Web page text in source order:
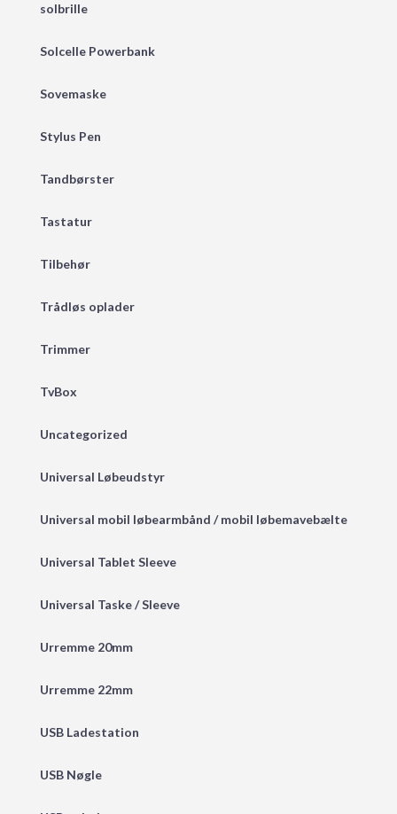
solbrille
Solcelle Powerbank
Sovemaske
Stylus Pen
Tandbørster
Tastatur
Tilbehør
Trådløs oplader
Trimmer
TvBox
Uncategorized
Universal Løbeudstyr
Universal mobil løbearmbånd / mobil løbemavebælte
Universal Tablet Sleeve
Universal Taske / Sleeve
Urremme 20mm
Urremme 22mm
USB Ladestation
USB Nøgle